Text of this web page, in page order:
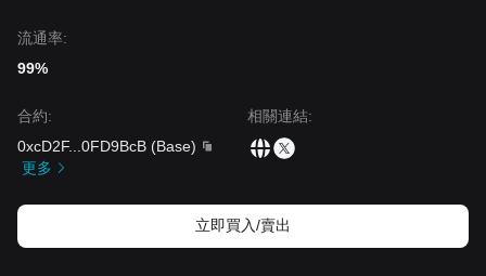
流通率:
99%
合約:
0xcD2F... 0FD9BcB (Base)
更多
相關連結:
立即買入/賣出